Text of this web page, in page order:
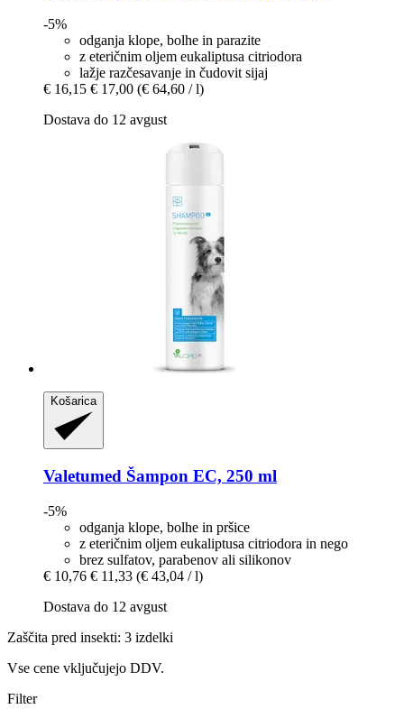
-5%
odganja klope, bolhe in parazite
z eteričnim oljem eukaliptusa citriodora
lažje razčesavanje in čudovit sijaj
€ 16,15 € 17,00 (€ 64,60 / l)
Dostava do 12 avgust
Košarica
Valetumed Šampon EC, 250 ml
-5%
odganja klope, bolhe in pršice
z eteričnim oljem eukaliptusa citriodora in nego
brez sulfatov, parabenov ali silikonov
€ 10,76 € 11,33 (€ 43,04 / l)
Dostava do 12 avgust
Zaščita pred insekti: 3 izdelki
Vse cene vključujejo DDV.
Filter